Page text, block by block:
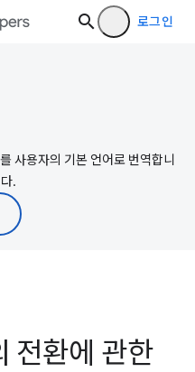
로그인
사용자의 기본 언어로 번역합니
.
전환에 관한